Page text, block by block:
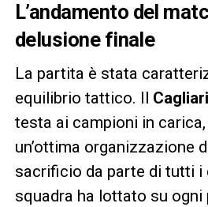
L’andamento del
delusione finale
La partita è stata
equilibrio tattico. Il Cagliari
testa ai campioni in
un’ottima organizzazione
sacrificio da parte di tutti i
squadra ha lottato su ogni